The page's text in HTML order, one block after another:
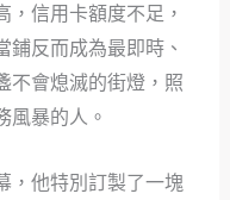
信用卡額度不足，
反而成為最即時、
不會熄滅的街燈，照
風暴的人。
，他特別訂製了一塊